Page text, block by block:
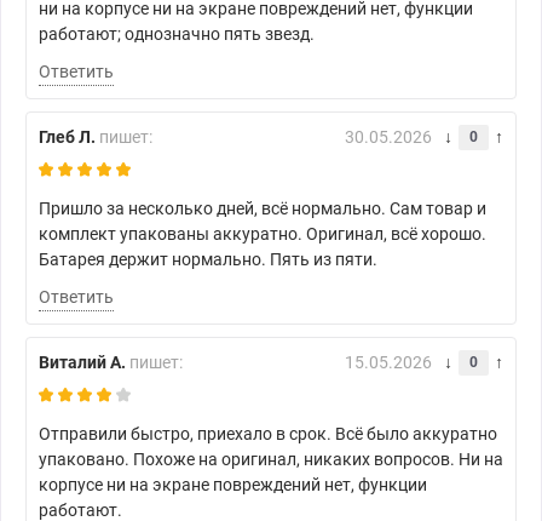
ни на корпусе ни на экране повреждений нет, функции
работают; однозначно пять звезд.
Ответить
Глеб Л. пишет: 30.05.2026 0
Пришло за несколько дней, всё нормально. Сам товар и
комплект упакованы аккуратно. Оригинал, всё хорошо.
Батарея держит нормально. Пять из пяти.
Ответить
Виталий А. пишет: 15.05.2026 0
Отправили быстро, приехало в срок. Всё было аккуратно
упаковано. Похоже на оригинал, никаких вопросов. Ни на
корпусе ни на экране повреждений нет, функции
работают.